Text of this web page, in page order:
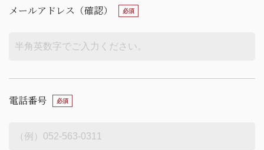
メールアドレス（確認）
電話番号